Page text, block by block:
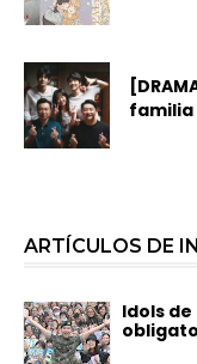
familia
ARTÍCULOS DE
Idols